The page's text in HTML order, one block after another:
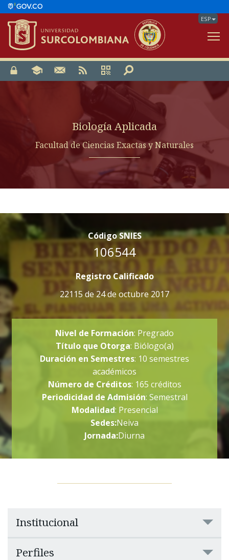
ESP
Biología Aplicada
Facultad de Ciencias Exactas y Naturales
Código SNIES
106544
Registro Calificado
22115 de 24 de octubre 2017
Nivel de Formación: Pregrado
Título que Otorga: Biólogo(a)
Duración en Semestres: 10 semestres
académicos
Número de Créditos: 165 créditos
Periodicidad de Admisión: Semestral
Modalidad: Presencial
Sedes:Neiva
Jornada:Diurna
Institucional
Perfiles